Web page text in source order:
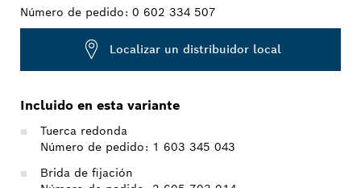
Número de pedido: 0 602 334 507
Localizar un distribuidor local
Incluido en esta variante
Tuerca redonda
Número de pedido: 1 603 345 043
Brida de fijación